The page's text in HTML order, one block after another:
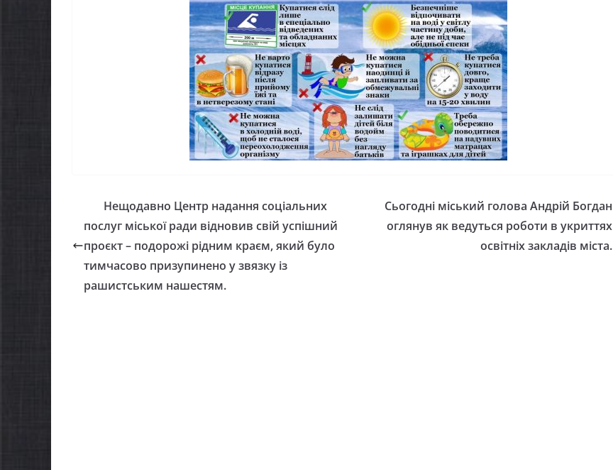
Нещодавно Центр надання соціальних
послуг міської ради відновив свій успішний
проєкт – подорожі рідним краєм, який було
тимчасово призупинено у звязку із
рашистським нашестям.
Сьогодні міський голова Андрій Богдан
оглянув як ведуться роботи в укриттях
освітніх закладів міста.
спекою
06.08.2026 gormr
06.08.2026